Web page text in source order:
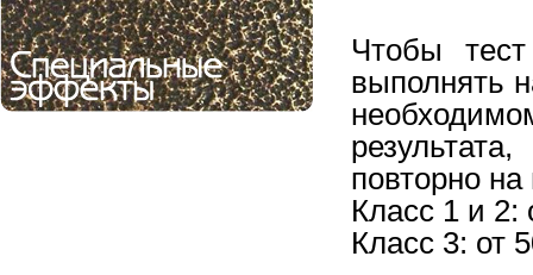
Чтобы
выполнять
повторно
Класс 1 и 2:
Класс 3: от